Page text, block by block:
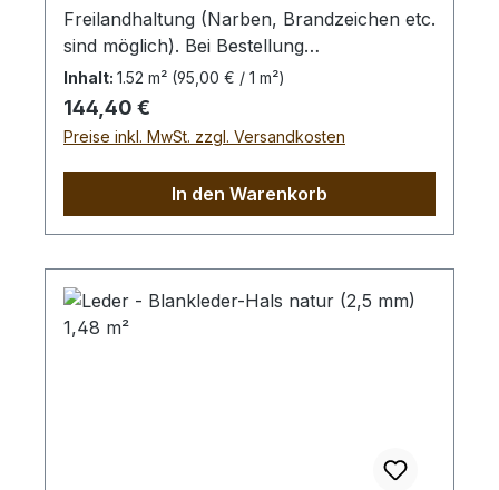
Freilandhaltung (Narben, Brandzeichen etc.
sind möglich). Bei Bestellung
von diesem Stück erhalten Sie ein
1,52 m² großes Leder. Das Kernstück ist
125 cm x 73 cm groß (siehe Foto 4).
Inhalt: 1.52 m² (95,00 € / 1 m²)
Regulärer Preis:
144,40 €
Preise inkl. MwSt. zzgl. Versandkosten
In den Warenkorb